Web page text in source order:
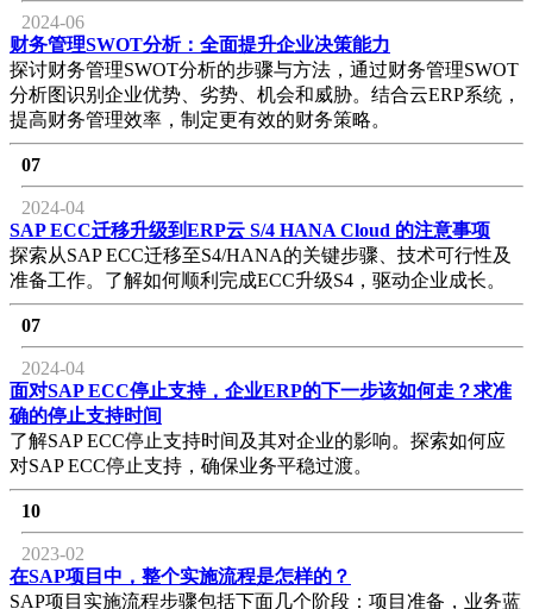
2024-06
财务管理SWOT分析：全面提升企业决策能力
探讨财务管理SWOT分析的步骤与方法，通过财务管理SWOT
分析图识别企业优势、劣势、机会和威胁。结合云ERP系统，
提高财务管理效率，制定更有效的财务策略。
07
2024-04
SAP ECC迁移升级到ERP云 S/4 HANA Cloud 的注意事项
探索从SAP ECC迁移至S4/HANA的关键步骤、技术可行性及
准备工作。了解如何顺利完成ECC升级S4，驱动企业成长。
07
2024-04
面对SAP ECC停止支持，企业ERP的下一步该如何走？求准
确的停止支持时间
了解SAP ECC停止支持时间及其对企业的影响。探索如何应
对SAP ECC停止支持，确保业务平稳过渡。
10
2023-02
在SAP项目中，整个实施流程是怎样的？
SAP项目实施流程步骤包括下面几个阶段：项目准备，业务蓝